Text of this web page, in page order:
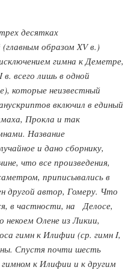
десятках
(главным образом XV в.)
гимна к Деметре,
всего лишь в одной
которые неизвестный
включил в единый
Прокла и так
Название
и дано сборнику,
что все произведения,
приписывались в
другой автор, Гомеру. Что
в частности, на Делосе,
Олене из Ликии,
гимн к Илифии (ср. гимн I,
Спустя почти шесть
к Илифии и к другим